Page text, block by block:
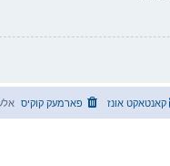
פארמעק קוקיס קאנטאקט אונז